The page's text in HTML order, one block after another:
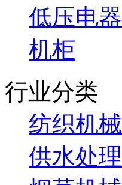
低压电器
机柜
行业分类
纺织机械
供水处理